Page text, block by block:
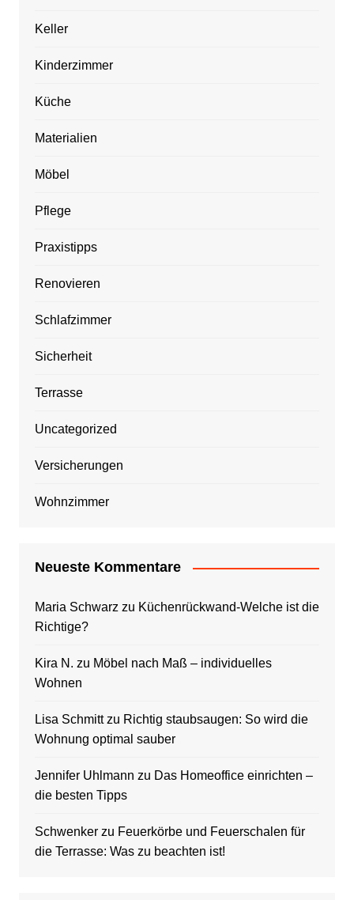
Keller
Kinderzimmer
Küche
Materialien
Möbel
Pflege
Praxistipps
Renovieren
Schlafzimmer
Sicherheit
Terrasse
Uncategorized
Versicherungen
Wohnzimmer
Neueste Kommentare
Maria Schwarz zu Küchenrückwand-Welche ist die
Richtige?
Kira N. zu Möbel nach Maß – individuelles
Wohnen
Lisa Schmittzu Richtig staubsaugen: So wird die
Wohnung optimal sauber
Jennifer Uhlmann zu Das Homeoffice einrichten –
die besten Tipps
Schwenkerzu Feuerkörbe und Feuerschalen für
die Terrasse: Was zu beachten ist!